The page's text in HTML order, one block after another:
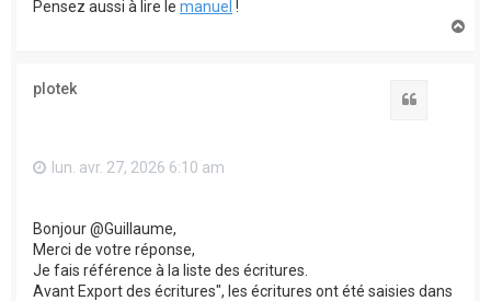
Pensez aussi à lire le manuel !
plotek
lun. avr. 27, 2026 6:10 am
Bonjour @Guillaume,
Merci de votre réponse,
Je fais référence à la liste des écritures.
Avant Export des écritures", les écritures ont été saisies dans